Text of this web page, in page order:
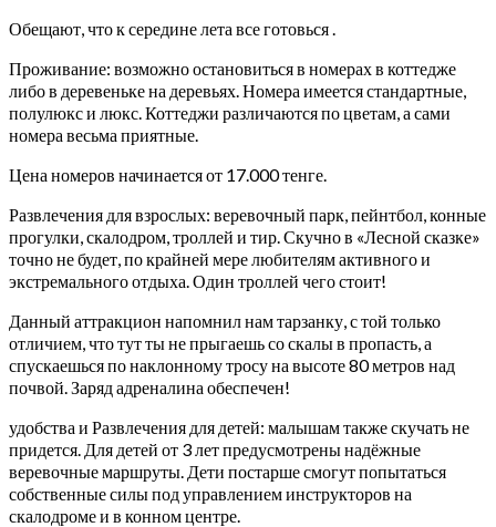
Обещают, что к середине лета все готовься .
Проживание: возможно остановиться в номерах в коттедже
либо в деревеньке на деревьях. Номера имеется стандартные,
полулюкс и люкс. Коттеджи различаются по цветам, а сами
номера весьма приятные.
Цена номеров начинается от 17.000 тенге.
Развлечения для взрослых: веревочный парк, пейнтбол, конные
прогулки, скалодром, троллей и тир. Скучно в «Лесной сказке»
точно не будет, по крайней мере любителям активного и
экстремального отдыха. Один троллей чего стоит!
Данный аттракцион напомнил нам тарзанку, с той только
отличием, что тут ты не прыгаешь со скалы в пропасть, а
спускаешься по наклонному тросу на высоте 80 метров над
почвой. Заряд адреналина обеспечен!
удобства и Развлечения для детей: малышам также скучать не
придется. Для детей от 3 лет предусмотрены надёжные
веревочные маршруты. Дети постарше смогут попытаться
собственные силы под управлением инструкторов на
скалодроме и в конном центре.